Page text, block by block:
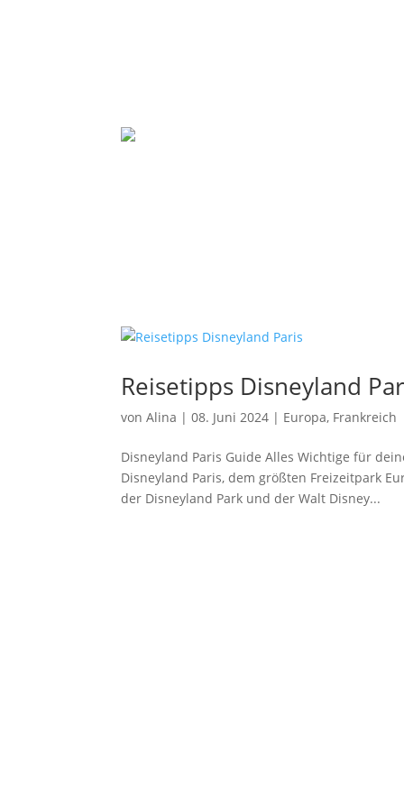
Reisetipps Disneyland
vonAlina |08. Juni 2024 | Europa, Frankreich
Disneyland Paris Guide Alles Wichtige für
Disneyland Paris, dem größten Freizeitpark
der Disneyland Park und der Walt Disney...